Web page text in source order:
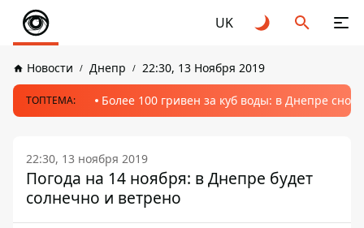
UK
Новости Днепр 22:30, 13 Ноября 2019
ТОПТЕМА: Более 100 гривен за куб воды: в Днепре
22:30, 13 ноября 2019
Погода на 14 ноября: в Днепре будет
солнечно и ветрено